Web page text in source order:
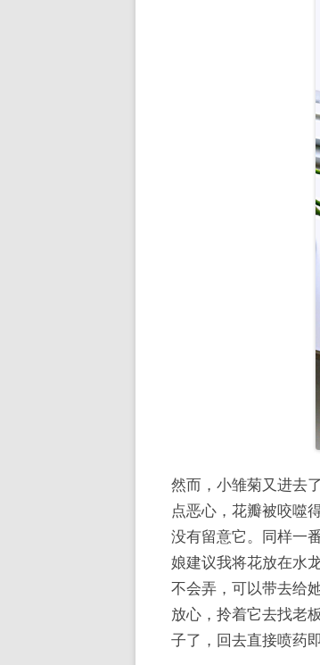
然而，小雏菊又进去
点恶心，花瓣被咬噬
没有留意它。同样一
娘建议我将花放在水
不会弄，可以带去给
放心，拎着它去找老
子了，回去直接喷药即